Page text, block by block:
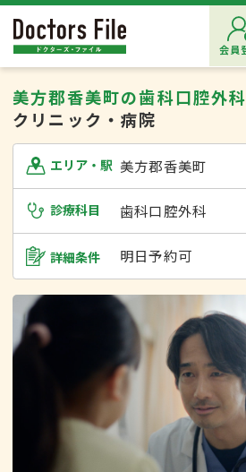
会員
美方郡香美町の歯科口腔外
クリニック・病院
エリア・駅 美方郡香美町
診療科目 歯科口腔外科
詳細条件 明日予約可